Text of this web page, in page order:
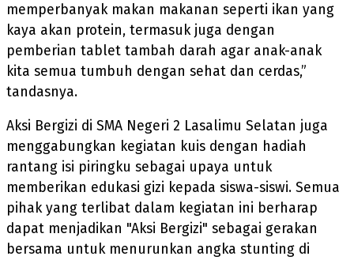
memperbanyak makan makanan seperti ikan yang
kaya akan protein, termasuk juga dengan
pemberian tablet tambah darah agar anak-anak
kita semua tumbuh dengan sehat dan cerdas,”
tandasnya.
Aksi Bergizi di SMA Negeri 2 Lasalimu Selatan juga
menggabungkan kegiatan kuis dengan hadiah
rantang isi piringku sebagai upaya untuk
memberikan edukasi gizi kepada siswa-siswi. Semua
pihak yang terlibat dalam kegiatan ini berharap
dapat menjadikan "Aksi Bergizi" sebagai gerakan
bersama untuk menurunkan angka stunting di